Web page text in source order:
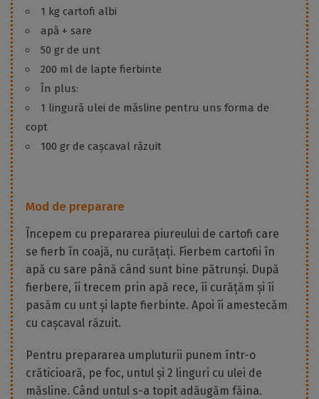
1 kg cartofi albi
apă + sare
50 gr de unt
200 ml de lapte fierbinte
În plus:
1 lingură ulei de măsline pentru uns forma de
copt
100 gr de cașcaval răzuit
Mod de preparare
Începem cu prepararea piureului de cartofi care
se fierb în coajă, nu curățați. Fierbem cartofii în
apă cu sare până când sunt bine pătrunși. După
fierbere, îi trecem prin apă rece, îi curățăm și îi
pasăm cu unt și lapte fierbinte. Apoi îi amestecăm
cu cașcaval răzuit.
Pentru prepararea umpluturii punem într-o
crăticioară, pe foc, untul și 2 linguri cu ulei de
măsline. Când untul s-a topit adăugăm făina.